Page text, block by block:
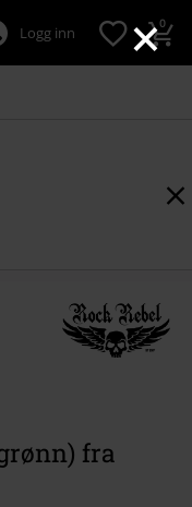
×
Logg inn 0
fra